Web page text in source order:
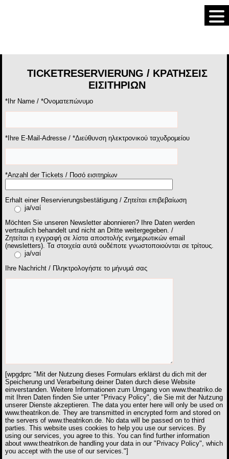
TICKETRESERVIERUNG / ΚΡΑΤΗΣΕΙΣ
ΕΙΣΙΤΗΡΙΩΝ
*Ihr Name / *Ονοματεπώνυμο
*Ihre E-Mail-Adresse / *Διεύθυνση ηλεκτρονικού ταχυδρομείου
*Anzahl der Tickets / Ποσό εισιτηρίων
Erhalt einer Reservierungsbestätigung / Zητείται επιβεβαίωση
ja/ναί
Möchten Sie unseren Newsletter abonnieren? Ihre Daten werden
vertraulich behandelt und nicht an Dritte weitergegeben. /
Ζητείται η εγγραφή σε λίστα αποστολής ενημερωτικών email
(newsletters). Τα στοιχεία αυτά ουδέποτε γνωστοποιούνται σε τρίτους.
ja/ναί
Ihre Nachricht / Πληκτρολογήστε το μήνυμά σας
[wpgdprc "Mit der Nutzung dieses Formulars erklärst du dich mit der
Speicherung und Verarbeitung deiner Daten durch diese Website
einverstanden. Weitere Informationen zum Umgang von www.theatriko.de
mit Ihren Daten finden Sie unter "Privacy Policy", die Sie mit der Nutzung
unserer Dienste akzeptieren. The data you enter here will only be used on
www.theatrikon.de. They are transmitted in encrypted form and stored on
the servers of www.theatrikon.de. No data will be passed on to third
parties. This website uses cookies to help you use our services. By
using our services, you agree to this. You can find further information
about www.theatrikon.de handling your data in our "Privacy Policy", which
you accept with the use of our services."]